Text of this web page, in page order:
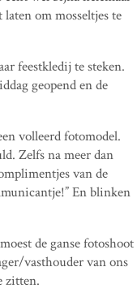
om mosseltjes te
feestkledij te steken.
geopend en de
volleerd fotomodel.
Zelfs na meer dan
van de
En blinken
de ganse fotoshoot
vasthouder van ons
zitten.